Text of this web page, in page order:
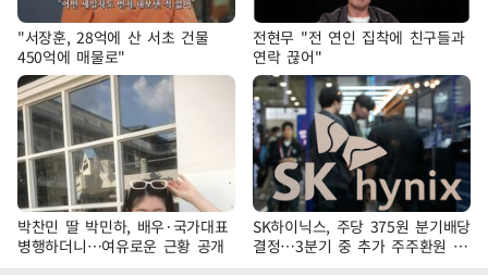
"서장훈, 28억에 산 서초 건물
450억에 매물로"
전현무 "전 연인 집착에 친구들과
연락 끊어"
박찬민 딸 박민하, 배우·국가대표
병행하더니…여유로운 근황 공개
SK하이닉스, 주당 375원 분기배당
결정…3분기 중 추가 주주환원 발
표